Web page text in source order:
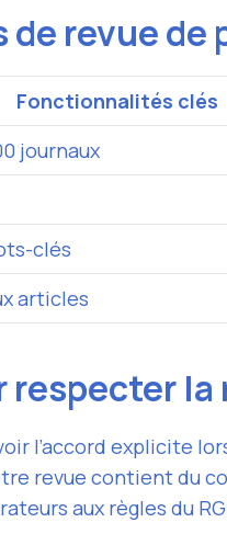
revue de
Fonctionnalités clés
journaux
clés
articles
respecter
l’accord explicite
revue contient du
aux règles du